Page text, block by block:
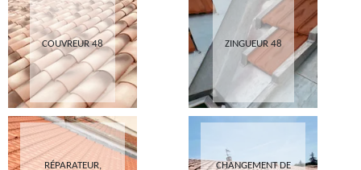
COUVREUR 48 ZINGUEUR 48
RÉPARATEUR,
CHANGEMENT DE